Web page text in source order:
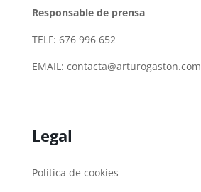
Responsable de prensa
TELF: 676 996 652
EMAIL: contacta@arturogaston.com
Legal
Política de cookies